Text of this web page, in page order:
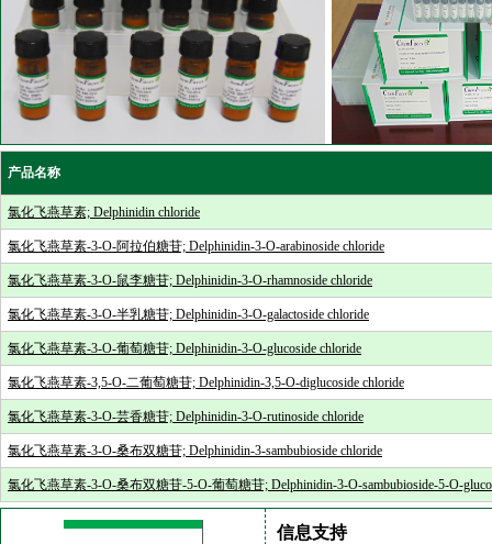
产品名称
氯化飞燕草素; Delphinidin chloride
氯化飞燕草素-3-O-阿拉伯糖苷; Delphinidin-3-O-arabinoside chloride
氯化飞燕草素-3-O-鼠李糖苷; Delphinidin-3-O-rhamnoside chloride
氯化飞燕草素-3-O-半乳糖苷; Delphinidin-3-O-galactoside chloride
氯化飞燕草素-3-O-葡萄糖苷; Delphinidin-3-O-glucoside chloride
氯化飞燕草素-3,5-O-二葡萄糖苷; Delphinidin-3,5-O-diglucoside chloride
氯化飞燕草素-3-O-芸香糖苷; Delphinidin-3-O-rutinoside chloride
氯化飞燕草素-3-O-桑布双糖苷; Delphinidin-3-sambubioside chloride
氯化飞燕草素-3-O-桑布双糖苷-5-O-葡萄糖苷; Delphinidin-3-O-sambubioside-5-O-
信息支持